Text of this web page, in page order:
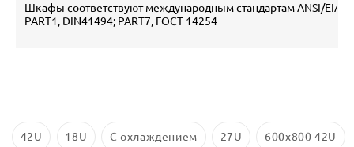
Шкафы соответствуют международным стандартам ANSI/EIA
PART1, DIN41494; PART7, ГОСТ 14254
42U 18U С охлаждением 27U 600х800 42U